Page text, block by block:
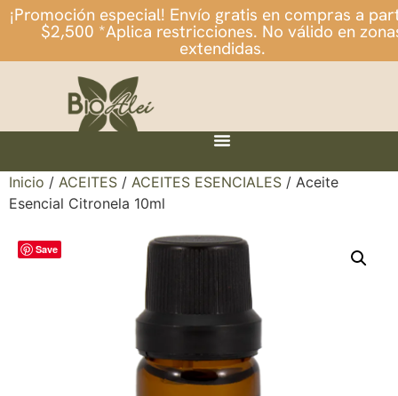
¡Promoción especial! Envío gratis en compras a
$2,500 *Aplica restricciones. No válido en
extendidas.
Inicio / ACEITES / ACEITES ESENCIALES / Aceite
Esencial Citronela 10ml
Save